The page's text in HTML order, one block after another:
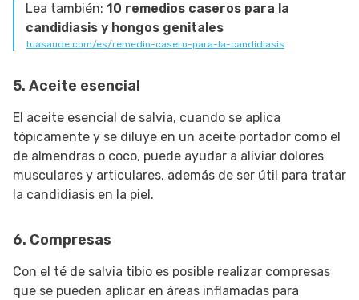
Lea también: 10 remedios caseros para la
candidiasis y hongos genitales
tuasaude.com/es/remedio-casero-para-la-candidiasis
5. Aceite esencial
El aceite esencial de salvia, cuando se aplica
tópicamente y se diluye en un aceite portador como el
de almendras o coco, puede ayudar a aliviar dolores
musculares y articulares, además de ser útil para tratar
la candidiasis en la piel.
6. Compresas
Con el té de salvia tibio es posible realizar compresas
que se pueden aplicar en áreas inflamadas para